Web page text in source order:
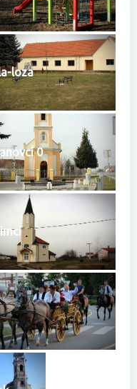
loza
0